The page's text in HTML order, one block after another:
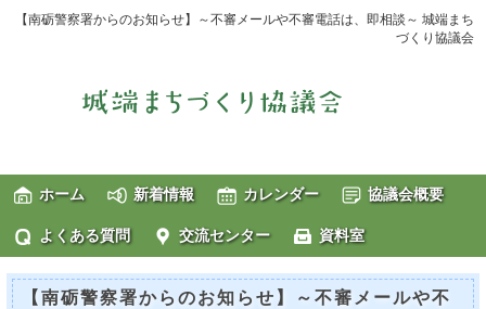
【南砺警察署からのお知らせ】～不審メールや不審電話は、即相談～ 城端まち
づくり協議会
ホーム 新着情報 カレンダー 協議会概要
よくある質問 交流センター 資料室
【南砺警察署からのお知らせ】～不審メールや不